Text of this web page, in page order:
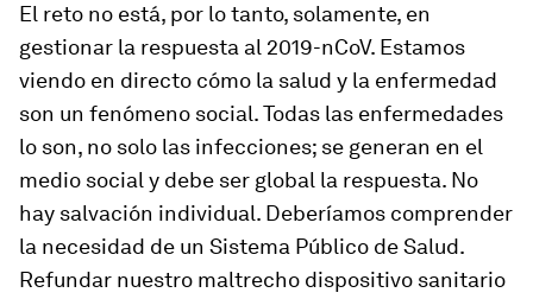
El reto no está, por lo tanto, solamente, en
gestionar la respuesta al 2019-nCoV. Estamos
viendo en directo cómo la salud y la enfermedad
son un fenómeno social. Todas las enfermedades
lo son, no solo las infecciones; se generan en el
medio social y debe ser global la respuesta. No
hay salvación individual. Deberíamos comprender
la necesidad de un Sistema Público de Salud.
Refundar nuestro maltrecho dispositivo sanitario